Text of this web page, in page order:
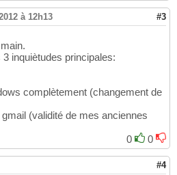
à 12h13 #3
inquiètudes principales:
complètement (changement de
(validité de mes anciennes
0
0
#4